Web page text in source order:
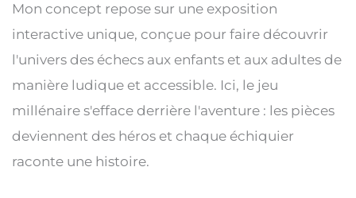
Mon concept repose sur une exposition
interactive unique, conçue pour faire découvrir
l'univers des échecs aux enfants et aux adultes de
manière ludique et accessible. Ici, le jeu
millénaire s'efface derrière l'aventure : les pièces
deviennent des héros et chaque échiquier
raconte une histoire.